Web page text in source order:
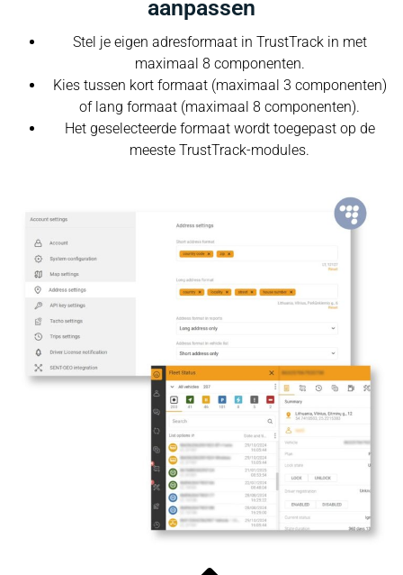
aanpassen
Stel je eigen adresformaat in TrustTrack in met
maximaal 8 componenten.
Kies tussen kort formaat (maximaal 3 componenten)
of lang formaat (maximaal 8 componenten).
Het geselecteerde formaat wordt toegepast op de
meeste TrustTrack-modules.